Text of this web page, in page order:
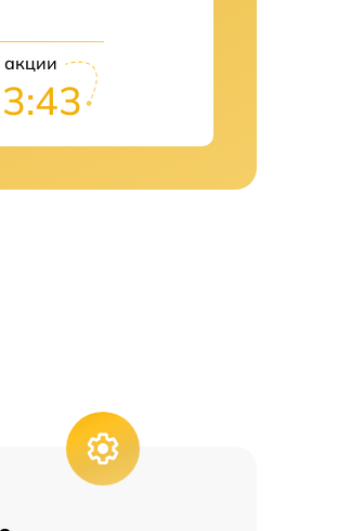
акции